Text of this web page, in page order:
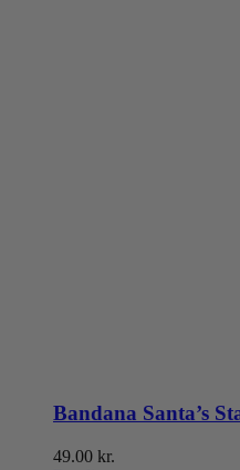
Bandana Santa’s
49.00 kr.